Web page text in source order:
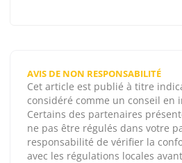
AVIS DE NON RESPONSABILITÉ
Cet article est publié à titre
considéré comme un conseil en
Certains des partenaires
ne pas être régulés dans votre
responsabilité de vérifier la
avec les régulations locales